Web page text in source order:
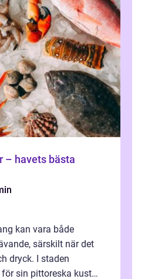
– havets bästa
kan vara både
särskilt när det
dryck. I staden
sin pittoreska kust